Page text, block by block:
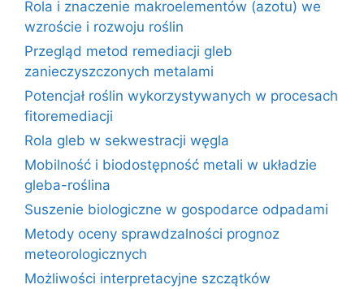
Rola i znaczenie makroelementów (azotu) we
wzroście i rozwoju roślin
Przegląd metod remediacji gleb
zanieczyszczonych metalami
Potencjał roślin wykorzystywanych w procesach
fitoremediacji
Rola gleb w sekwestracji węgla
Mobilność i biodostępność metali w układzie
gleba-roślina
Suszenie biologiczne w gospodarce odpadami
Metody oceny sprawdzalności prognoz
meteorologicznych
Możliwości interpretacyjne szczątków